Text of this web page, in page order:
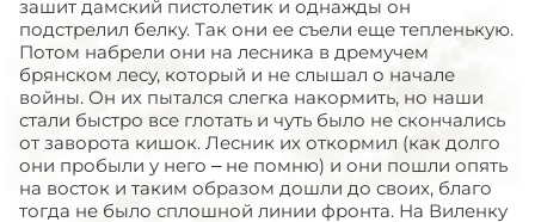
зашит дамский пистолетик и однажды он
подстрелил белку. Так они ее съели еще тепленькую.
Потом набрели они на лесника в дремучем
брянском лесу, который и не слышал о начале
войны. Он их пытался слегка накормить, но наши
стали быстро все глотать и чуть было не скончались
от заворота кишок. Лесник их откормил (как долго
они пробыли у него – не помню) и они пошли опять
на восток и таким образом дошли до своих, благо
тогда не было сплошной линии фронта. На Виленку